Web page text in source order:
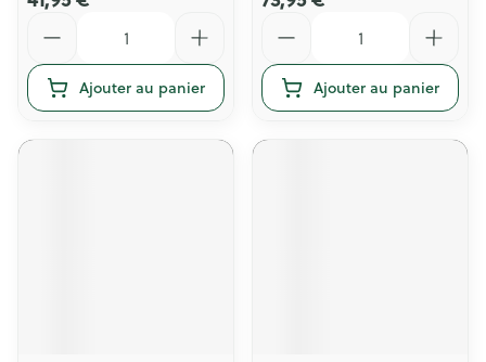
Ajouter au panier Ajouter au panier